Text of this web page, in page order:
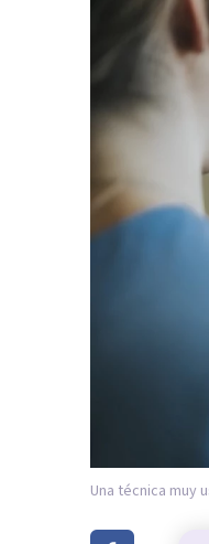
Una técnica muy